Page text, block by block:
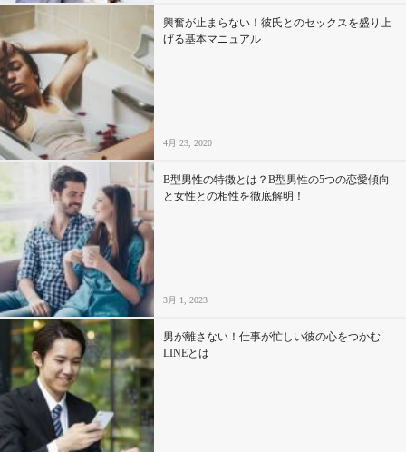
興奮が止まらない！彼氏とのセックスを盛り上
げる基本マニュアル
4月 23, 2020
B型男性の特徴とは？B型男性の5つの恋愛傾向
と女性との相性を徹底解明！
3月 1, 2023
男が離さない！仕事が忙しい彼の心をつかむ
LINEとは